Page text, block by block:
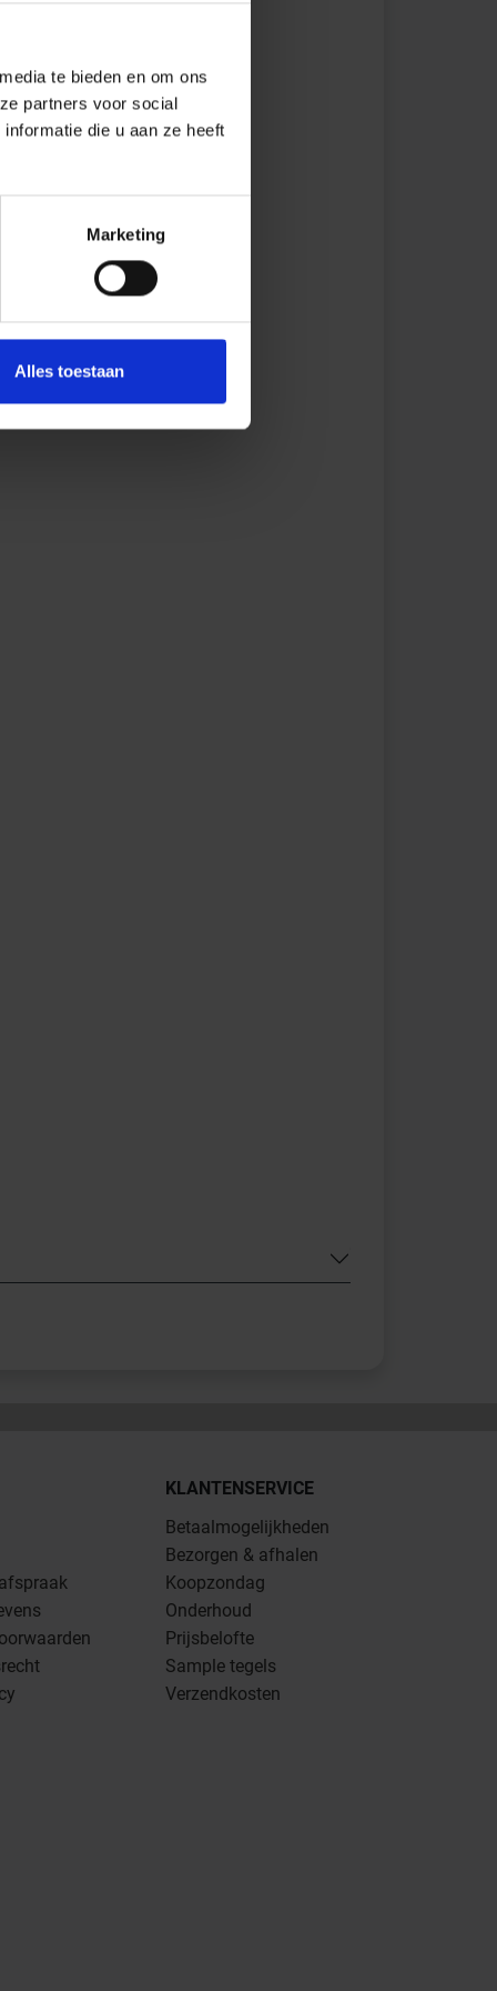
te bieden en om ons
partners voor social
die u aan ze heeft
Marketing
Alles toestaan
KLANTENSERVICE
Betaalmogelijkheden
Bezorgen & afhalen
Koopzondag
Onderhoud
Prijsbelofte
Sample tegels
Verzendkosten